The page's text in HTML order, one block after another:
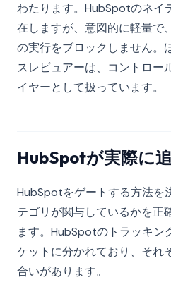
わたります。HubSpotのネイ
在しますが、意図的に軽量で
の実行をブロックしません。
スレビュアーは、コントロー
イヤーとして扱っています。
HubSpotが実際に
HubSpotをゲートする方法を
テゴリが関与しているかを正
ます。HubSpotのトラッキ
ケットに分かれており、それ
合いがあります。